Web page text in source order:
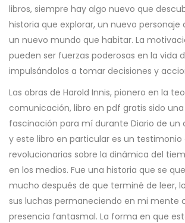
libros, siempre hay algo nuevo que
historia que explorar, un nuevo personaje
un nuevo mundo que habitar. La
pueden ser fuerzas poderosas en la vida
impulsándolos a tomar decisiones y
Las obras de Harold Innis, pionero en la
comunicación, libro en pdf gratis sido
fascinación para mí durante Diario de un
y este libro en particular es un testimonio
revolucionarias sobre la dinámica del
en los medios. Fue una historia que se
mucho después de que terminé de leer,
sus luchas permaneciendo en mi mente
presencia fantasmal. La forma en que